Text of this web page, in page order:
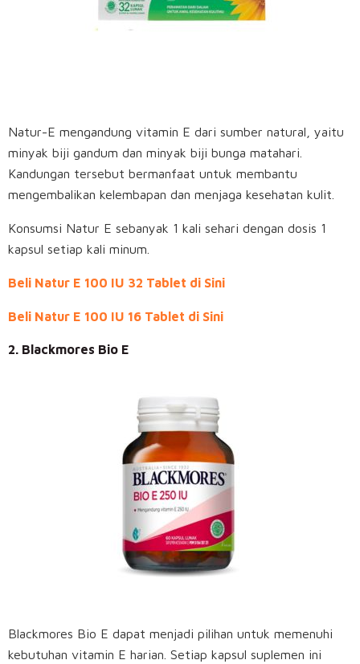
Natur-E mengandung vitamin E dari sumber natural, yaitu
minyak biji gandum dan minyak biji bunga matahari.
Kandungan tersebut bermanfaat untuk membantu
mengembalikan kelembapan dan menjaga kesehatan kulit.
Konsumsi Natur E sebanyak 1 kali sehari dengan dosis 1
kapsul setiap kali minum.
Beli Natur E 100 IU 32 Tablet di Sini
Beli Natur E 100 IU 16 Tablet di Sini
2. Blackmores Bio E
Blackmores Bio E dapat menjadi pilihan untuk memenuhi
kebutuhan vitamin E harian. Setiap kapsul suplemen ini